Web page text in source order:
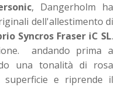
, Dangerholm ha
dell'allestimento di
Syncros Fraser iC SL.
andando prima a
una tonalità di rosa
e riprende il